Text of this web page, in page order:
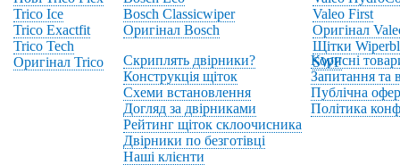
Trico Ice
Trico Exactfit
Trico Tech
Оригінал Trico
Bosch Classicwiper
Оригінал Bosch
Valeo First
Оригінал
Щітки
SWF
Скриплять двірники?
Конструкція щіток
Схеми встановлення
Догляд за двірниками
Рейтинг щіток склоочисника
Двірники по безготівці
Наші клієнти
Корисні
Запитання та
Публічна
Політика